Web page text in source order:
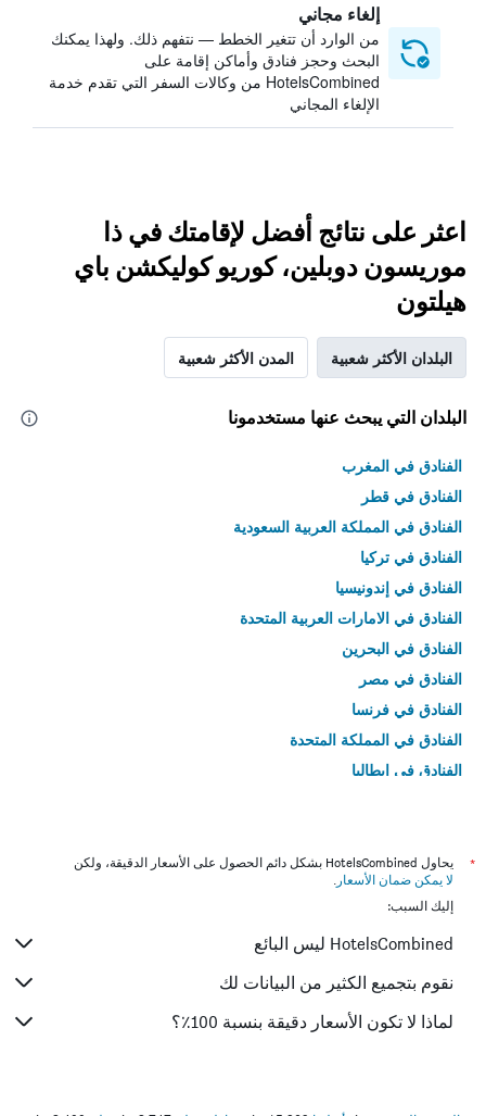
إلغاء مجاني
من الوارد أن تتغير الخطط — نتفهم ذلك. ولهذا يمكنك
البحث وحجز فنادق وأماكن إقامة على
HotelsCombined من وكالات السفر التي تقدم خدمة
الإلغاء المجاني
اعثر على نتائج أفضل لإقامتك في ذا
موريسون دوبلين، كوريو كوليكشن باي
هيلتون
البلدان الأكثر شعبية المدن الأكثر شعبية
البلدان التي يبحث عنها مستخدمونا
الفنادق في المغرب
الفنادق في قطر
الفنادق في المملكة العربية السعودية
الفنادق في تركيا
الفنادق في إندونيسيا
الفنادق في الامارات العربية المتحدة
الفنادق في البحرين
الفنادق في مصر
الفنادق في فرنسا
الفنادق في المملكة المتحدة
الفنادق في إيطاليا
*
يحاول HotelsCombined بشكل دائم الحصول على الأسعار الدقيقة، ولكن
لا يمكن ضمان الأسعار .
إليك السبب:
HotelsCombined ليس البائع
نقوم بتجميع الكثير من البيانات لك
لماذا لا تكون الأسعار دقيقة بنسبة 100٪؟